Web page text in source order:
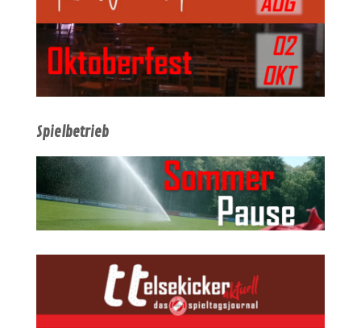
Spielbetrieb